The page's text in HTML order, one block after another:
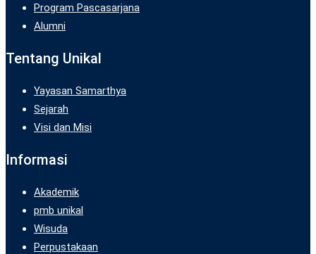
Program Pascasarjana
Alumni
Tentang Unikal
Yayasan Samarthya
Sejarah
Visi dan Misi
Informasi
Akademik
pmb unikal
Wisuda
Perpustakaan